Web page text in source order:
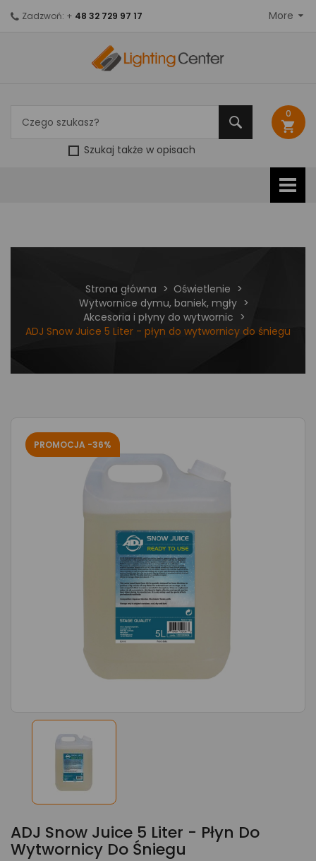
Szukaj także w opisach
0
shopping_cart
Zadzwoń: + 48 32 729 97 17 More
Strona główna
Oświetlenie
Wytwornice dymu, baniek, mgły
Akcesoria i płyny do wytwornic
ADJ Snow Juice 5 Liter - płyn do wytwornicy do śniegu
PROMOCJA -36%
ADJ Snow Juice 5 Liter - Płyn Do
Wytwornicy Do Śniegu